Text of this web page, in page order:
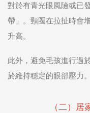
對於有青光眼風險或已
帶」。頸圈在拉扯時會
升高。
此外，避免毛孩進行過
於維持穩定的眼部壓力。
（二）